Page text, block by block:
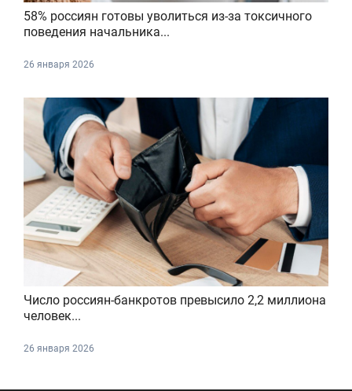
58% россиян готовы уволиться из-за токсичного
поведения начальника...
26 января 2026
Число россиян-банкротов превысило 2,2 миллиона
человек...
26 января 2026